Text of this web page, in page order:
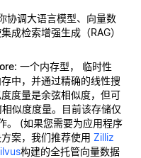
协调大语言模型、向量数
成检索增强生成（RAG）
: 一个内存型， 临时性
中，并通过精确的线性搜
度量是余弦相似度，但可
似度度量。目前该存储仅
。 (如果您需要为应用程序
案，我们推荐使用 Zilliz
构建的全托管向量数据